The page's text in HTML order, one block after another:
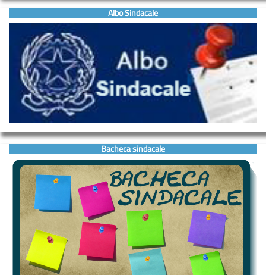
Albo Sindacale
Bacheca sindacale